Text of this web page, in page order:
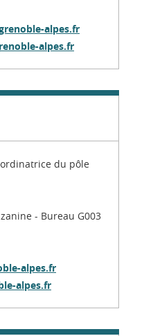
alpes.fr
alpes.fr
du pôle
- Bureau G003
alpes.fr
alpes.fr